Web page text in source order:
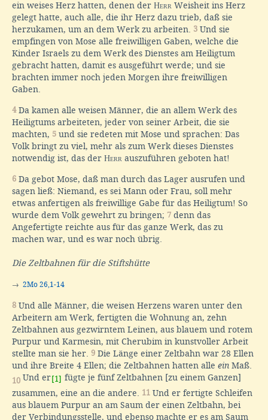
ein weises Herz hatten, denen der Herr Weisheit ins Herz
gelegt hatte, auch alle, die ihr Herz dazu trieb, daß sie
herzukamen, um an dem Werk zu arbeiten. 3 Und sie
empfingen von Mose alle freiwilligen Gaben, welche die
Kinder Israels zu dem Werk des Dienstes am Heiligtum
gebracht hatten, damit es ausgeführt werde; und sie
brachten immer noch jeden Morgen ihre freiwilligen
Gaben.
4Da kamen alle weisen Männer, die an allem Werk des
Heiligtums arbeiteten, jeder von seiner Arbeit, die sie
machten, 5 und sie redeten mit Mose und sprachen: Das
Volk bringt zu viel, mehr als zum Werk dieses Dienstes
notwendig ist, das der Herr auszuführen geboten hat!
6 Da gebot Mose, daß man durch das Lager ausrufen und
sagen ließ: Niemand, es sei Mann oder Frau, soll mehr
etwas anfertigen als freiwillige Gabe für das Heiligtum! So
wurde dem Volk gewehrt zu bringen; 7 denn das
Angefertigte reichte aus für das ganze Werk, das zu
machen war, und es war noch übrig.
Die Zeltbahnen für die Stiftshütte
→ 2Mo 26,1-14
8 Und alle Männer, die weisen Herzens waren unter den
Arbeitern am Werk, fertigten die Wohnung an, zehn
Zeltbahnen aus gezwirntem Leinen, aus blauem und rotem
Purpur und Karmesin, mit Cherubim in kunstvoller Arbeit
stellte man sie her. 9 Die Länge einer Zeltbahn war 28 Ellen
und ihre Breite 4 Ellen; die Zeltbahnen hatten alle ein Maß.
10 Und er[1] fügte je fünf Zeltbahnen [zu einem Ganzen]
zusammen, eine an die andere. 11 Und er fertigte Schleifen
aus blauem Purpur an am Saum der einen Zeltbahn, bei
der Verbindungsstelle, und ebenso machte er es am Saum